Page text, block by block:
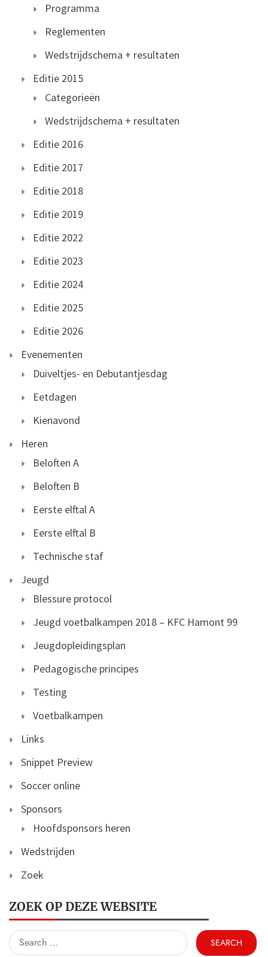
Programma
Reglementen
Wedstrijdschema + resultaten
Editie 2015
Categorieën
Wedstrijdschema + resultaten
Editie 2016
Editie 2017
Editie 2018
Editie 2019
Editie 2022
Editie 2023
Editie 2024
Editie 2025
Editie 2026
Evenementen
Duiveltjes- en Debutantjesdag
Eetdagen
Kienavond
Heren
Beloften A
Beloften B
Eerste elftal A
Eerste elftal B
Technische staf
Jeugd
Blessure protocol
Jeugd voetbalkampen 2018 – KFC Hamont 99
Jeugdopleidingsplan
Pedagogische principes
Testing
Voetbalkampen
Links
Snippet Preview
Soccer online
Sponsors
Hoofdsponsors heren
Wedstrijden
Zoek
ZOEK OP DEZE WEBSITE
Search
for: